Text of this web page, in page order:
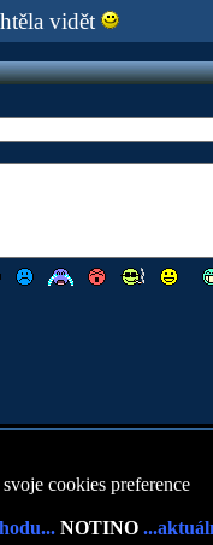
vidět
cookies preference
NOTINO